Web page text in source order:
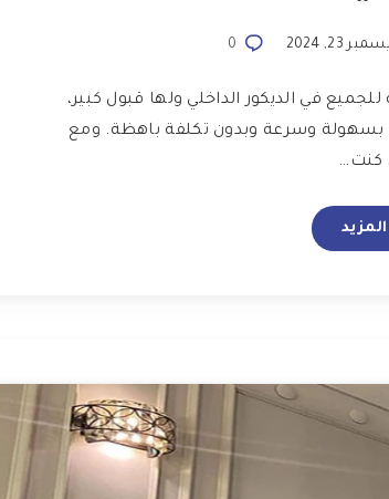
23, 2024
0
في الديكور الداخلي ولها قبول كبير،
بسهولة وسرعة وبدون تكلفة باهظة. ومع
كنت…